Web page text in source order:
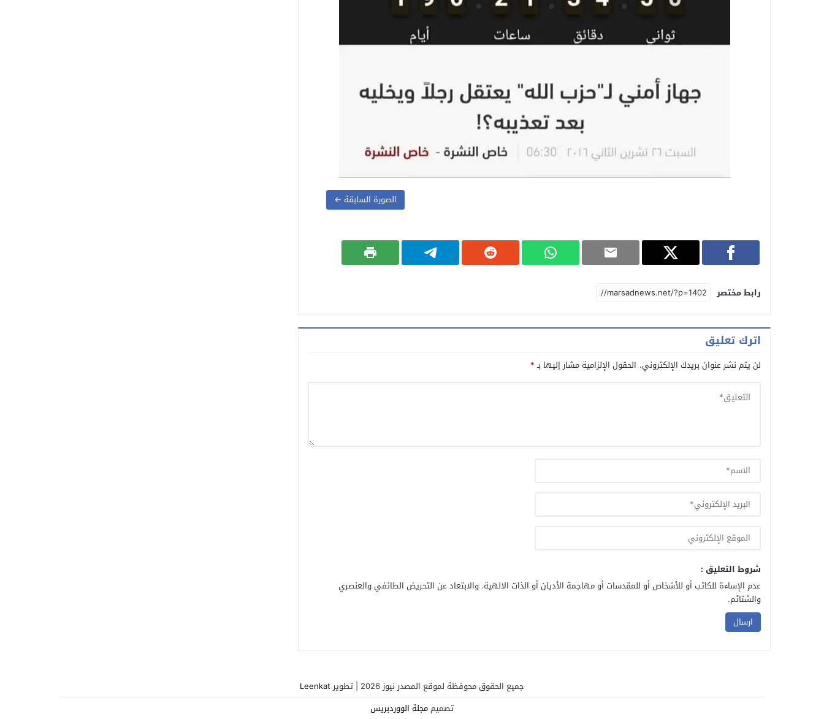
الصورة السابقة ←
رابط مختصر
اترك تعليق
لن يتم نشر عنوان بريدك الإلكتروني. الحقول الإلزامية مشار إليها بـ*
شروط التعليق :
عدم الإساءة للكاتب أو للأشخاص أو للمقدسات أو مهاجمة الأديان أو الذات الالهية. والابتعاد عن التحريض الطائفي والعنصري
والشتائم.
جميع الحقوق محوفظة لموقع المصدر نيوز 2026 | تطوير
Leenkat
تصميممجلة الووردبريس